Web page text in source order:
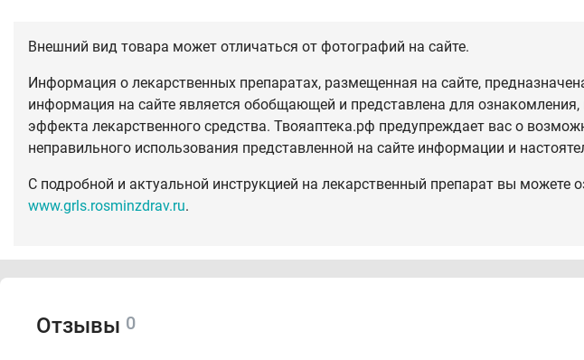
Внешний вид товара может отличаться от фотографий на сайте.
Информация о лекарственных препаратах, размещенная на сайте,
информация на сайте является обобщающей и представлена для
эффекта лекарственного средства. Твояаптека.рф предупреждает вас о
неправильного использования представленной на сайте информации и
С подробной и актуальной инструкцией на лекарственный препарат вы можете
www.grls.rosminzdrav.ru.
Отзывы 0